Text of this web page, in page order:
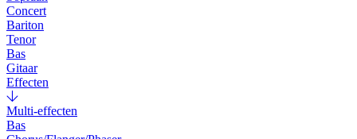
Concert
Bariton
Tenor
Bas
Gitaar
Effecten
Multi-effecten
Bas